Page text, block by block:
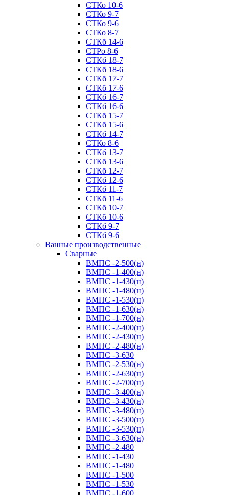
СТКо 10-6
СТКо 9-7
СТКо 9-6
СТКо 8-7
СТКб 14-6
СТРо 8-6
СТКб 18-7
СТКб 18-6
СТКб 17-7
СТКб 17-6
СТКб 16-7
СТКб 16-6
СТКб 15-7
СТКб 15-6
СТКб 14-7
СТКо 8-6
СТКб 13-7
СТКб 13-6
СТКб 12-7
СТКб 12-6
СТКб 11-7
СТКб 11-6
СТКб 10-7
СТКб 10-6
СТКб 9-7
СТКб 9-6
Ванные производственные
Cварные
ВМПС -2-500(н)
ВМПС -1-400(н)
ВМПС -1-430(н)
ВМПС -1-480(н)
ВМПС -1-530(н)
ВМПС -1-630(н)
ВМПС -1-700(н)
ВМПС -2-400(н)
ВМПС -2-430(н)
ВМПС -2-480(н)
ВМПС -3-630
ВМПС -2-530(н)
ВМПС -2-630(н)
ВМПС -2-700(н)
ВМПС -3-400(н)
ВМПС -3-430(н)
ВМПС -3-480(н)
ВМПС -3-500(н)
ВМПС -3-530(н)
ВМПС -3-630(н)
ВМПС -2-480
ВМПС -1-430
ВМПС -1-480
ВМПС -1-500
ВМПС -1-530
ВМПС -1-600